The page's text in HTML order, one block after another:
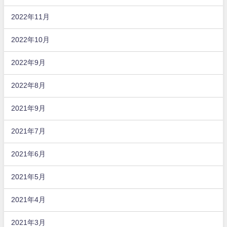
2022年11月
2022年10月
2022年9月
2022年8月
2021年9月
2021年7月
2021年6月
2021年5月
2021年4月
2021年3月